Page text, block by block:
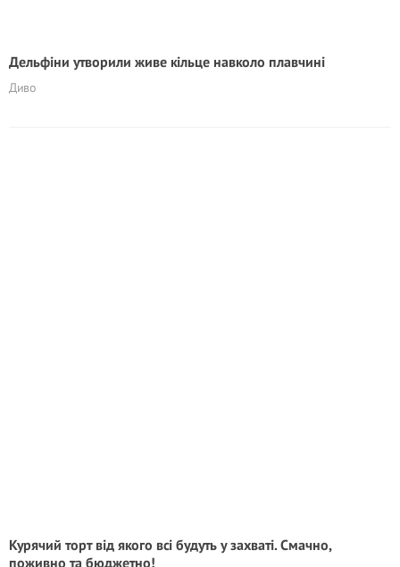
Дельфіни утворили живе кільце навколо плавчині
Диво
Курячий торт від якого всі будуть у захваті. Смачно,
поживно та бюджетно!